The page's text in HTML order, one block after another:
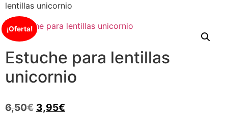
lentillas unicornio
¡Oferta!
Estuche para lentillas
unicornio
6,50€ 3,95€